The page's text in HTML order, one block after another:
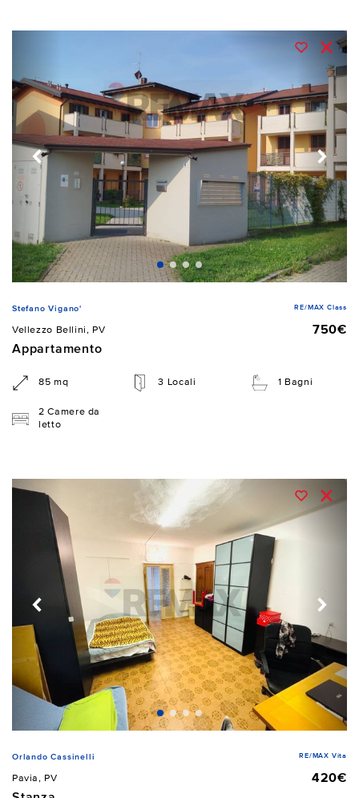
Stefano Vigano' RE/MAX Class
Vellezzo Bellini, PV
750€
Appartamento
85 mq 3 Locali 1 Bagni
2 Camere da
letto
Orlando Cassinelli RE/MAX Vita
Pavia, PV
420€